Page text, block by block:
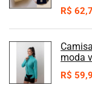
R$
moda
R$